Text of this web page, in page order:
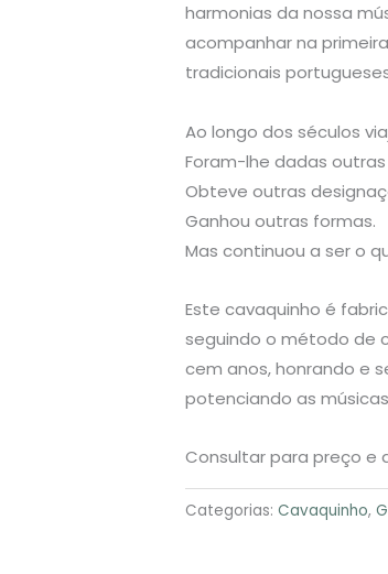
harmonias da nossa
acompanhar na
tradicionais
Ao longo dos séculos
Foram-lhe dadas
Obteve outras
Ganhou outras formas.
Mas continuou a ser o
Este cavaquinho é
seguindo o método de
cem anos, honrando e
potenciando as
Consultar para preço e
Categorias: Cavaquinho,